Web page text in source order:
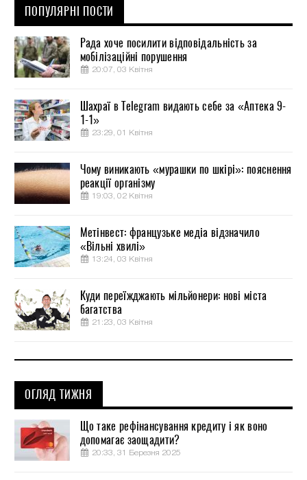
ПОПУЛЯРНІ ПОСТИ
Рада хоче посилити відповідальність за
мобілізаційні порушення
20:07, 03 Квітня
Шахраї в Telegram видають себе за «Аптека 9-
1-1»
23:29, 01 Квітня
Чому виникають «мурашки по шкірі»: пояснення
реакції організму
19:03, 02 Квітня
Метінвест: французьке медіа відзначило
«Вільні хвилі»
13:24, 03 Квітня
Куди переїжджають мільйонери: нові міста
багатства
21:23, 03 Квітня
ОГЛЯД ТИЖНЯ
Що таке рефінансування кредиту і як воно
допомагає заощадити?
20:33, 31 Березня 2025